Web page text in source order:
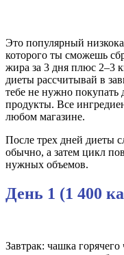
Это популярный
которого ты сможешь
жира за 3 дня плюс 2–3
диеты рассчитывай в
тебе не нужно покупать
продукты. Все
любом магазине.
После трех дней диеты
обычно, а затем цикл
нужных объемов.
День 1 (1 400
Завтрак: чашка